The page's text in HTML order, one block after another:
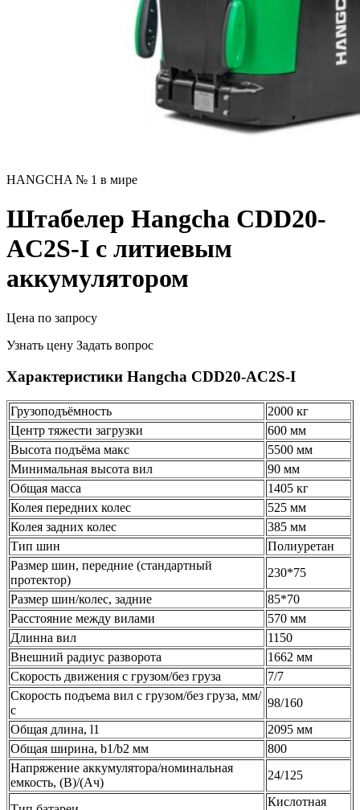
HANGCHA № 1 в мире
Штабелер Hangcha CDD20-
AC2S-I с литиевым
аккумулятором
Цена по запросу
Узнать цену Задать вопрос
Характеристики Hangcha CDD20-AC2S-I
Грузоподъёмность
2000 кг
Центр тяжести загрузки
600 мм
Высота подъёма макс
5500 мм
Минимальная высота вил
90 мм
Общая масса
1405 кг
Колея передних колес
525 мм
Колея задних колес
385 мм
Тип шин
Полиуретан
Размер шин, передние (стандартный
протектор)
230*75
Размер шин/колес, задние
85*70
Расстояние между вилами
570 мм
Длинна вил
1150
Внешний радиус разворота
1662 мм
Скорость движения с грузом/без груза
7/7
Скорость подъема вил с грузом/без груза, мм/
с
98/160
Общая длина, l1
2095 мм
Общая ширина, b1/b2 мм
800
Напряжение аккумулятора/номинальная
емкость, (В)/(Ач)
24/125
Кислотная